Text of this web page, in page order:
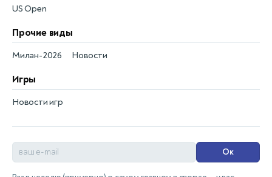
US Open
Прочие виды
Новости
Милан-2026
Игры
Новости игр
Ок